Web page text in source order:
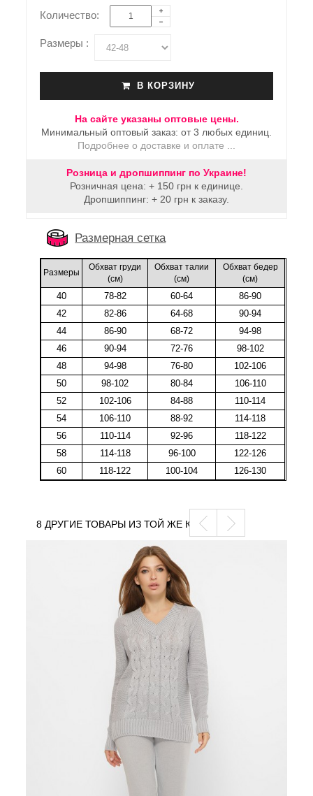
Количество:
Размеры :
В КОРЗИНУ
На сайте указаны оптовые цены.
Минимальный оптовый заказ: от 3 любых единиц.
Подробнее о доставке и оплате ...
Розница и дропшиппинг по Украине!
Розничная цена: + 150 грн к единице.
Дропшиппинг: + 20 грн к заказу.
Размерная сетка
Размеры
Обхват груди
(cм)
Обхват талии
(cм)
Обхват бедер
(cм)
40 78-82 60-64
86-90
42
82-86 64-68
90-94
44
86-90 68-72
94-98
46
90-94 72-76
98-102
48
94-98 76-80
102-106
50
98-102 80-84
106-110
52
102-106 84-88
110-114
54
106-110 88-92
114-118
56
110-114 92-96
118-122
58
114-118 96-100
122-126
60
118-122 100-104 126-130
8 ДРУГИЕ ТОВАРЫ ИЗ ТОЙ ЖЕ КАТЕГОРИИ